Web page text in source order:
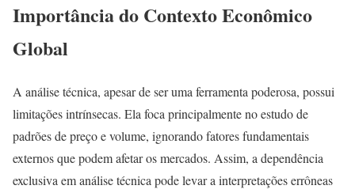
Importância do Contexto Econômico
Global
A análise técnica, apesar de ser uma ferramenta poderosa, possui
limitações intrínsecas. Ela foca principalmente no estudo de
padrões de preço e volume, ignorando fatores fundamentais
externos que podem afetar os mercados. Assim, a dependência
exclusiva em análise técnica pode levar a interpretações errôneas